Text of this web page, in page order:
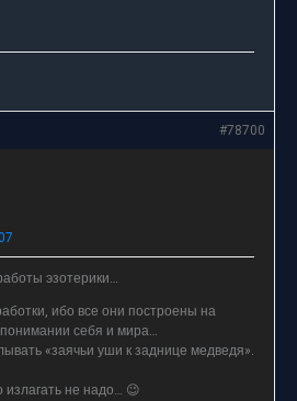
#78700
эзотерики…
ибо все они построены на
себя и мира…
«заячьи уши к заднице медведя».
излагать не надо… 😉